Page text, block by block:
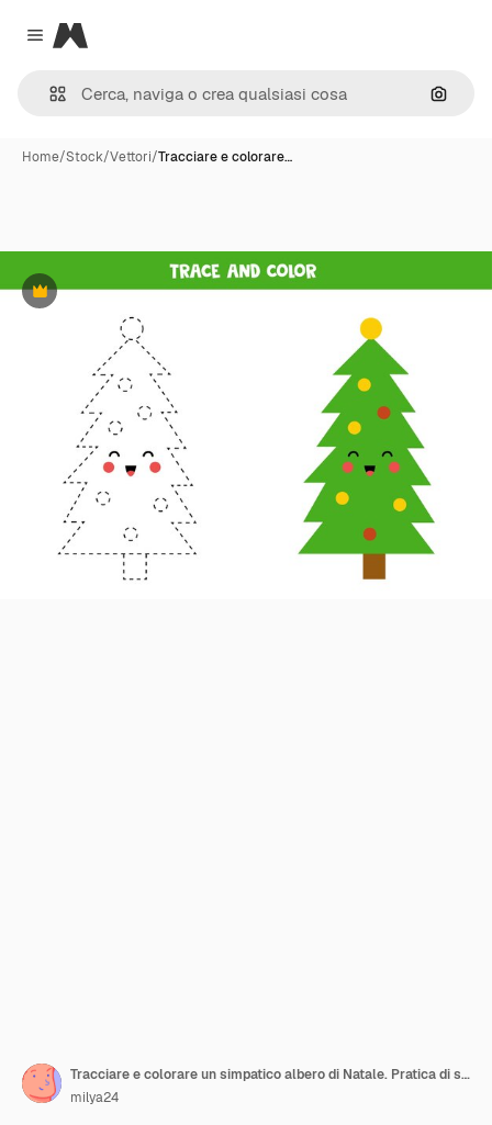
Close menu
Magnific
Cerca
Home/Stock/Vettori/Tracciare e colorare…
Premium
Tracciare e colorare un simpatico albero di Natale. Pratica di scrittura a mano.
milya24